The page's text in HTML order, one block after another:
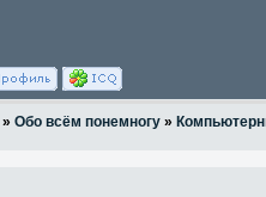
» Обо всём понемногу »